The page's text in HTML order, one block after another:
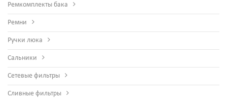
Ремкомплекты бака
Ремни
Ручки люка
Сальники
Сетевые фильтры
Сливные фильтры